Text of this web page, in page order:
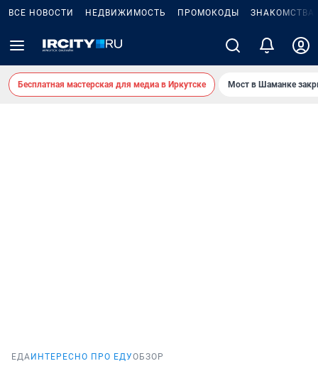
ВСЕ НОВОСТИ НЕДВИЖИМОСТЬ ПРОМОКОДЫ ЗНАКОМСТВА
Бесплатная мастерская для медиа в Иркутске Мост в Шаманке
ЕДА ИНТЕРЕСНО ПРО ЕДУОБЗОР